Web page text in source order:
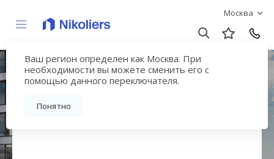
Москва
Ваш регион определен как Москва. При
необходимости вы можете сменить его с
помощью данного переключателя.
Понятно
ЖК «СИТИДЗЕН»
Вернуться на страницу жилого комплекса